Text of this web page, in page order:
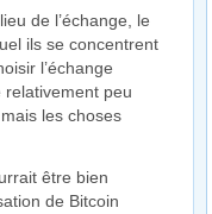
de l’échange, le
ils se concentrent
l’échange
relativement peu
les choses
être bien
de Bitcoin